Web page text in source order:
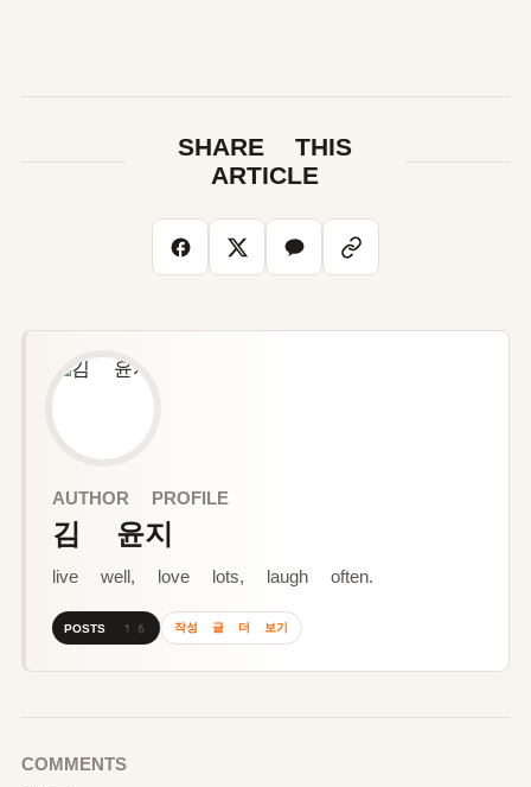
SHARE THIS
ARTICLE
AUTHOR PROFILE
김 윤지
live well, love lots, laugh often.
POSTS 16 작성 글 더 보기
COMMENTS